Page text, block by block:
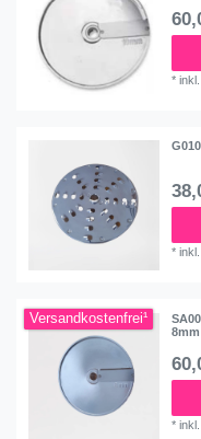
*
*
Versandkostenfrei¹
8mm
*